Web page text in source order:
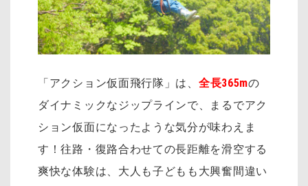
「アクション仮面飛行隊」は、 全長365mの
ダイナミックなジップラインで、まるでアク
ション仮面になったような気分が味わえま
す！往路・復路合わせての長距離を滑空する
爽快な体験は、大人も子どもも大興奮間違い